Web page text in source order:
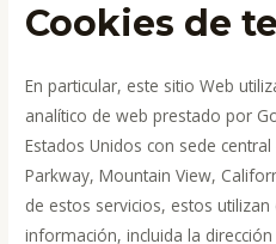
Cookies de
En particular, este sitio Web
analítico de web prestado por
Estados Unidos con sede
Parkway, Mountain View,
de estos servicios, estos
información, incluida la